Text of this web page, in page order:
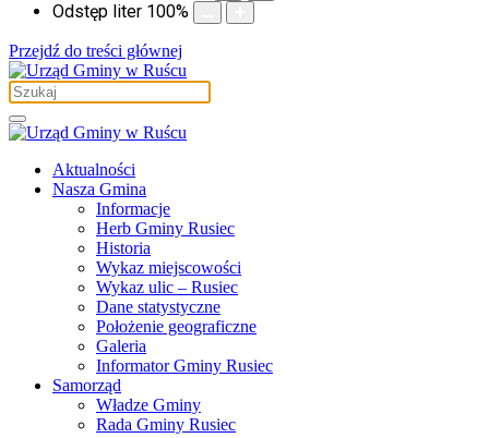
Odstęp liter 100%
Przejdź do treści głównej
Aktualności
Nasza Gmina
Informacje
Herb Gminy Rusiec
Historia
Wykaz miejscowości
Wykaz ulic – Rusiec
Dane statystyczne
Położenie geograficzne
Galeria
Informator Gminy Rusiec
Samorząd
Władze Gminy
Rada Gminy Rusiec